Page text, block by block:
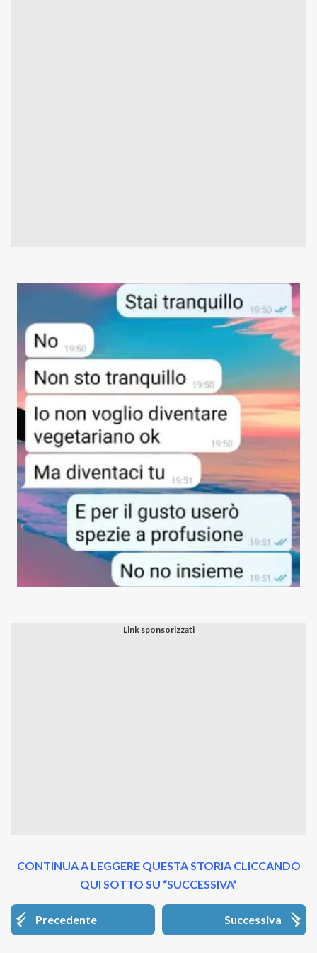
CONTINUA A LEGGERE QUESTA STORIA CLICCANDO
QUI SOTTO SU “SUCCESSIVA”
Precedente Successiva